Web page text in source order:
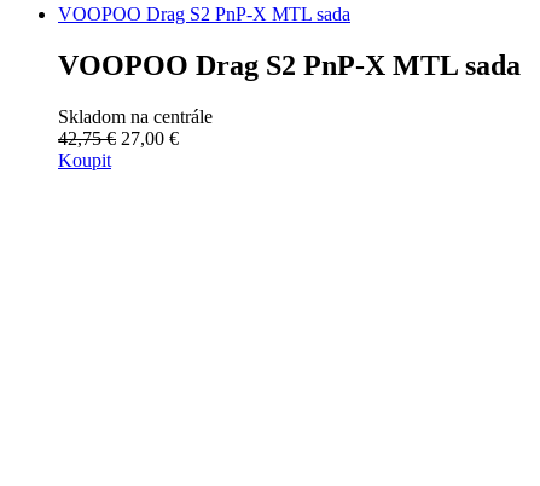
VOOPOO Drag S2 PnP-X MTL sada
VOOPOO Drag S2 PnP-X MTL sada
Skladom na centrále
42,75 € 27,00 €
Koupit